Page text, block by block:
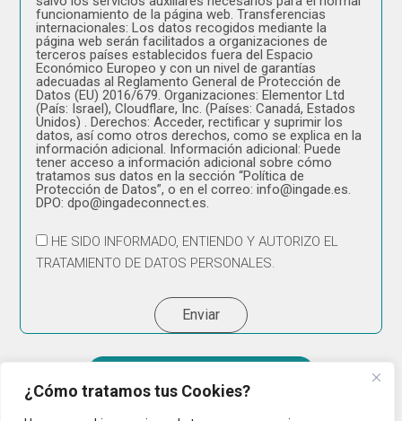
¿Cómo tratamos tus Cookies?
funcionamiento de la página web. Transferencias
internacionales: Los datos recogidos mediante la
página web serán facilitados a organizaciones de
terceros países establecidos fuera del Espacio
Económico Europeo y con un nivel de garantías
adecuadas al Reglamento General de Protección de
Datos (EU) 2016/679. Organizaciones: Elementor Ltd
(País: Israel), Cloudflare, Inc. (Países: Canadá, Estados
Unidos) . Derechos: Acceder, rectificar y suprimir los
datos, así como otros derechos, como se explica en la
información adicional. Información adicional: Puede
tener acceso a información adicional sobre cómo
tratamos sus datos en la sección “Política de
Protección de Datos”, o en el correo: info@ingade.es.
DPO: dpo@ingadeconnect.es.
HE SIDO INFORMADO, ENTIENDO Y AUTORIZO EL
TRATAMIENTO DE DATOS PERSONALES.
Enviar